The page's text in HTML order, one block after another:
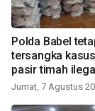
Polda Babel
tersangka
pasir timah
Jumat, 7 Agustus